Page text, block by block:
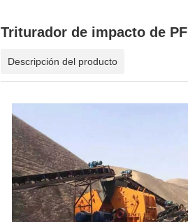
Triturador de impacto de PF
Descripción del producto